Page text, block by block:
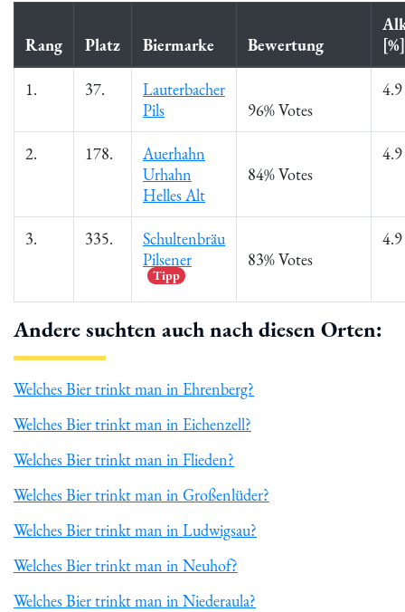
Rang Platz Biermarke Bewertung
[%]
1. 37.
Lauterbacher
Pils
96% Votes
4.9
2. 178.
Auerhahn
Urhahn
Helles Alt
84% Votes
4.9
3. 335.
Schultenbräu
Pilsener
Tipp
83% Votes
4.9
Andere suchten auch nach diesen Orten:
Welches Bier trinkt man in Ehrenberg?
Welches Bier trinkt man in Eichenzell?
Welches Bier trinkt man in Flieden?
Welches Bier trinkt man in Großenlüder?
Welches Bier trinkt man in Ludwigsau?
Welches Bier trinkt man in Neuhof?
Welches Bier trinkt man in Niederaula?